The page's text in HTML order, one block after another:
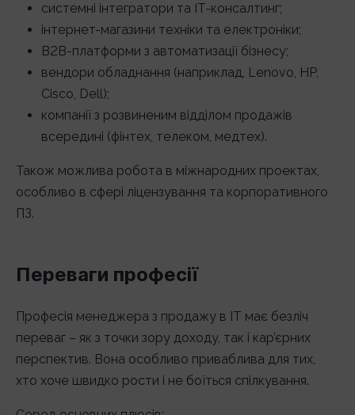
системні інтегратори та IT-консалтинг;
інтернет-магазини техніки та електроніки;
B2B-платформи з автоматизації бізнесу;
вендори обладнання (наприклад, Lenovo, HP,
Cisco, Dell);
компанії з розвиненим відділом продажів
всередині (фінтех, телеком, медтех).
Також можлива робота в міжнародних проектах,
особливо в сфері ліцензування та корпоративного
ПЗ.
Переваги професії
Професія менеджера з продажу в IT має безліч
переваг – як з точки зору доходу, так і кар’єрних
перспектив. Вона особливо приваблива для тих,
хто хоче швидко рости і не боїться спілкування.